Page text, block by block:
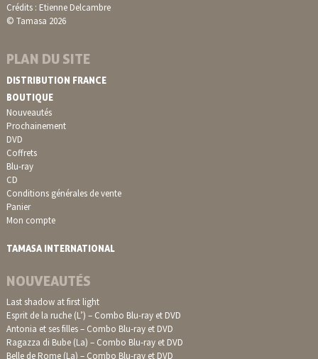
Crédits : Etienne Delcambre
© Tamasa 2026
PLAN DU SITE
DISTRIBUTION FRANCE
BOUTIQUE
Nouveautés
Prochainement
DVD
Coffrets
Blu-ray
CD
Conditions générales de vente
Panier
Mon compte
TAMASA INTERNATIONAL
NOUVEAUTÉS
Last shadow at first light
Esprit de la ruche (L’) – Combo Blu-ray et DVD
Antonia et ses filles – Combo Blu-ray et DVD
Ragazza di Bube (La) – Combo Blu-ray et DVD
Belle de Rome (La) – Combo Blu-ray et DVD